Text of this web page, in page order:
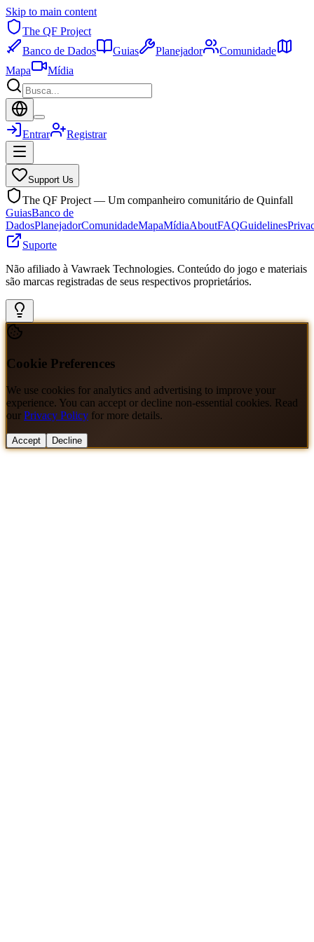
Skip to main content
The QF Project
Banco de Dados
Guias Planejador
Comunidade
Mapa
Mídia
Entrar Registrar
Support Us
The QF Project — Um companheiro comunitário de Quinfall
GuiasBanco de
DadosPlanejadorComunidadeMapaMídiaAboutFAQGuidelines
Suporte
Não afiliado à Vawraek Technologies. Conteúdo do jogo e materiais
são marcas registradas de seus respectivos proprietários.
Cookie Preferences
We use cookies for analytics and advertising to improve your
experience. You can accept or decline non-essential cookies. Read
our Privacy Policy for more details.
Accept Decline